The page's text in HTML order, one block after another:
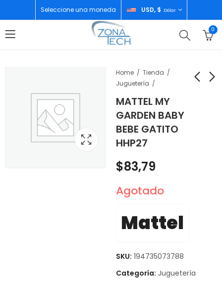
Seleccione una moneda USD, $ Dólar
0
Home
Tienda
Juguetería
MATTEL MY
GARDEN BABY
BEBE GATITO
HHP27
BABY GATITO HORA
DE HACER PIPI HHL23
$45,99
ANDADERA DE DOS
LADOS PRIMEROS
$80,99
$83,79
Agotado
Mattel
SKU: 194735073788
Categoría: Juguetería